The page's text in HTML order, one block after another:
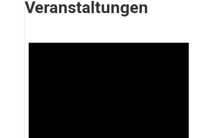
Veranstaltungen